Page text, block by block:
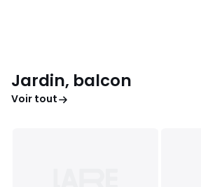
Jardin, balcon
Voir tout